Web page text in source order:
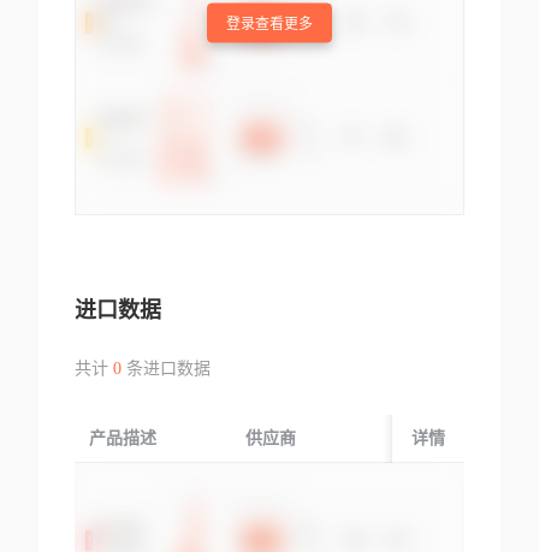
登录查看更多
进口数据
共计 0条进口数据
产品描述 供应商 起运国/地区
详情